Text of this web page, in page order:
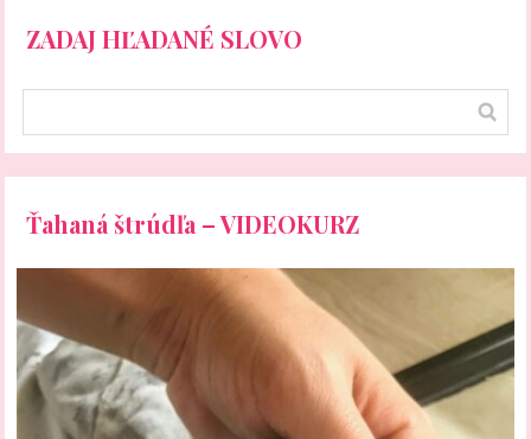
ZADAJ HĽADANÉ SLOVO
Ťahaná štrúdľa – VIDEOKURZ